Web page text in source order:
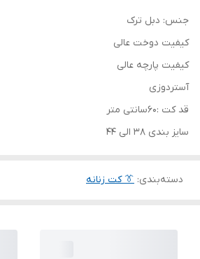
جنس: دبل ترک
کیفیت دوخت عالی
کیفیت پارچه عالی
آستردوزی
قد کت :60سانتی متر
سایز بندی 38 الی 44
دسته‌بندی: 👔 کت زنانه